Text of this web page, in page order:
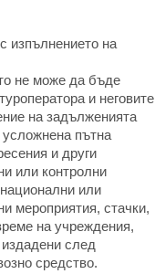
изпълнението на
не може да бъде
и неговите
на задълженията
пътна
и други
или контролни
или
мероприятия, стачки,
на учреждения,
след
средство.